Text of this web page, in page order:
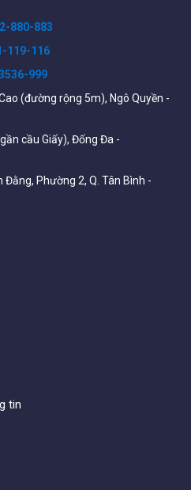
880-883
119-116
999
(đường rộng 5m), Ngô Quyền -
cầu Giấy), Đống Đa -
Phường 2, Q. Tân Bình -
tin